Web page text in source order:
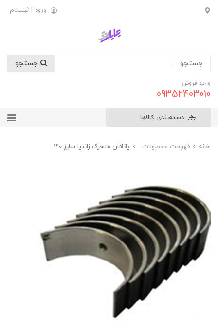
ورود | ثبت‌نام
واحد فروش
09352403010
دسته‌بندی کالاها
خانه فهرست محصولات ياتاقان متحرک زانتيا سايز 30